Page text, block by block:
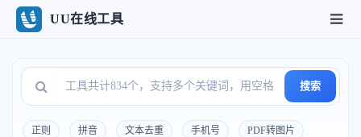
UU在线工具
搜索
正则 拼音 文本去重 手机号 PDF转图片